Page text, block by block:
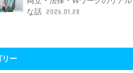
な話 2026.01.28
リー